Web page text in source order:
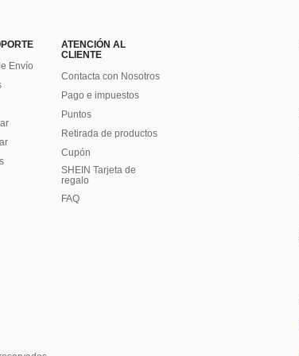
Envío
ATENCIÓN AL
CLIENTE
Contacta con Nosotros
Pago e impuestos
Puntos
Retirada de productos
Cupón
SHEIN Tarjeta de
regalo
FAQ